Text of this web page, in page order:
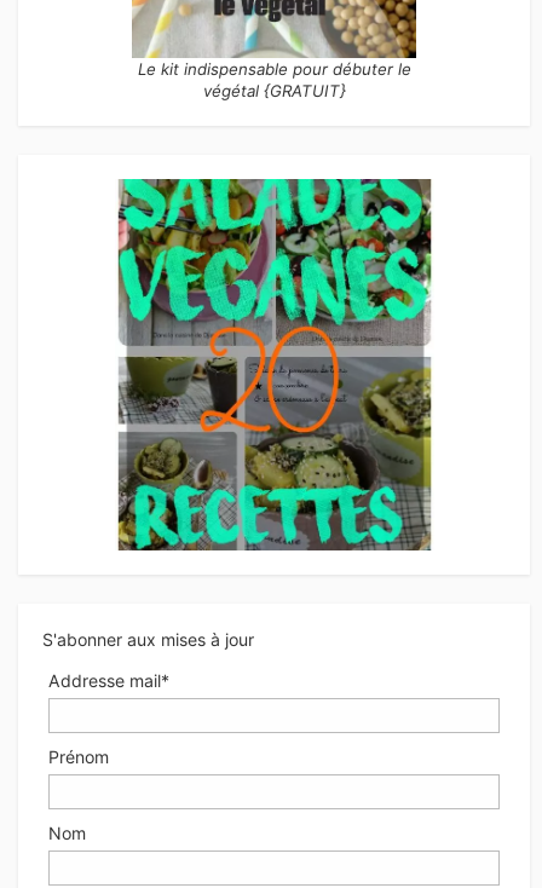
Le kit indispensable pour débuter le
végétal {GRATUIT}
S'abonner aux mises à jour
Addresse mail*
Prénom
Nom